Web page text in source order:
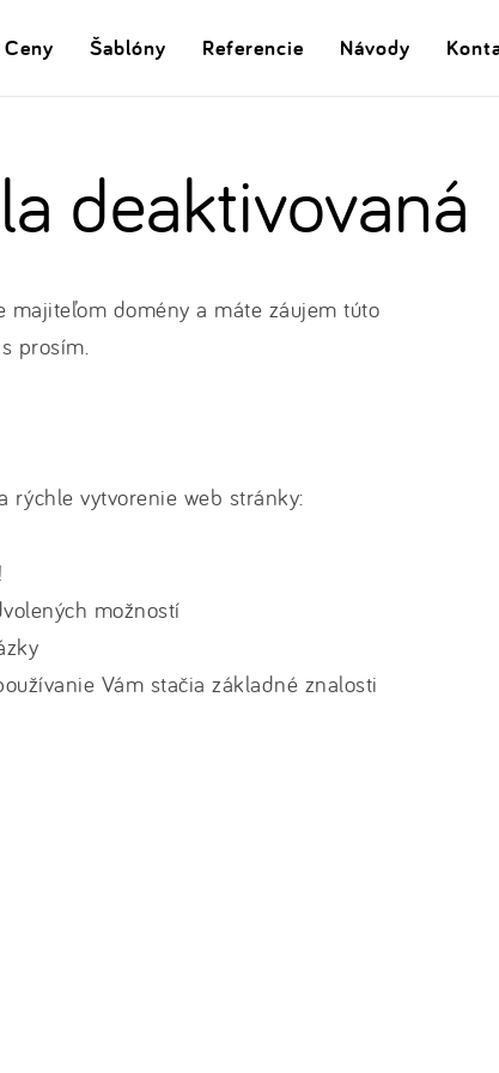
Ceny Šablóny Referencie Návody
deaktivovaná
majiteľom domény a máte záujem túto
prosím.
rýchle vytvorenie web stránky:
možností
Vám stačia základné znalosti